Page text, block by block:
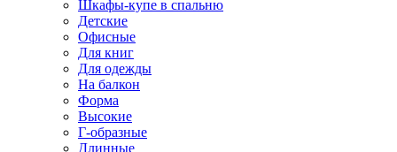
Шкафы-купе в спальню
Детские
Офисные
Для книг
Для одежды
На балкон
Форма
Высокие
Г-образные
Длинные